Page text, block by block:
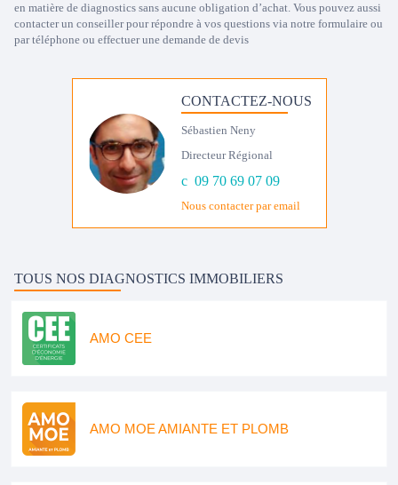
en matière de diagnostics sans aucune obligation d’achat. Vous pouvez aussi
contacter un conseiller pour répondre à vos questions via notre formulaire ou
par téléphone ou effectuer une demande de devis
CONTACTEZ-NOUS
Sébastien Neny
Directeur Régional
09 70 69 07 09
Nous contacter par email
TOUS NOS DIAGNOSTICS IMMOBILIERS
AMO CEE
AMO MOE AMIANTE ET PLOMB